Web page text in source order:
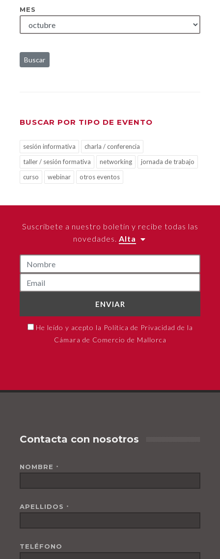
MES
Buscar
BUSCAR POR TIPO DE EVENTO
sesión informativa
charla / conferencia
taller / sesión formativa
networking
jornada de trabajo
curso
webinar otros eventos
Suscríbete a nuestro boletín y recibe todas las
novedades. Alta
ENVIAR
He leído y acepto la Política de Privacidad de la
Cámara de Comercio de Mallorca
Contacta con nosotros
NOMBRE *
APELLIDOS *
TELÉFONO